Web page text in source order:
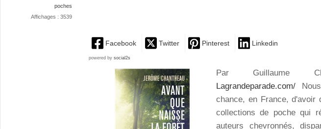
poches
Affichages : 3539
Facebook Twitter Pinterest Linkedin
powered by social2s
Par Guillaume
Lagrandeparade.com/
chance, en France, d'avoir
collections de poche qui
auteurs chevronnés,